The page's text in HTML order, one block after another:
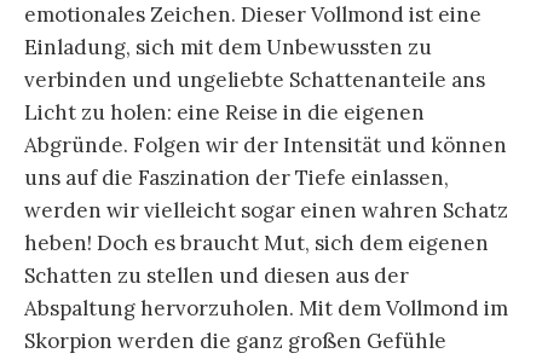
emotionales Zeichen. Dieser Vollmond ist eine
Einladung, sich mit dem Unbewussten zu
verbinden und ungeliebte Schattenanteile ans
Licht zu holen: eine Reise in die eigenen
Abgründe. Folgen wir der Intensität und können
uns auf die Faszination der Tiefe einlassen,
werden wir vielleicht sogar einen wahren Schatz
heben! Doch es braucht Mut, sich dem eigenen
Schatten zu stellen und diesen aus der
Abspaltung hervorzuholen. Mit dem Vollmond im
Skorpion werden die ganz großen Gefühle